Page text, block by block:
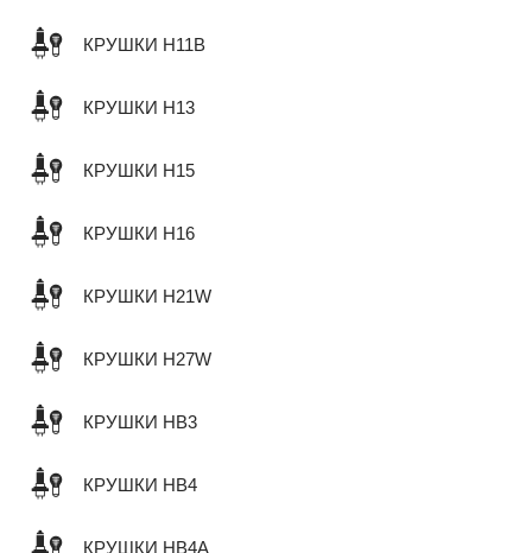
КРУШКИ H11B
КРУШКИ H13
КРУШКИ H15
КРУШКИ H16
КРУШКИ H21W
КРУШКИ H27W
КРУШКИ HB3
КРУШКИ HB4
КРУШКИ HB4A